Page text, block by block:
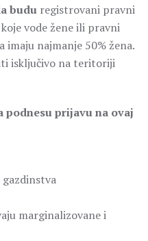
budu registrovani pravni
vode žene ili pravni
imaju najmanje 50% žena.
isključivo na teritoriji
podnesu prijavu na ovaj
marginalizovane i